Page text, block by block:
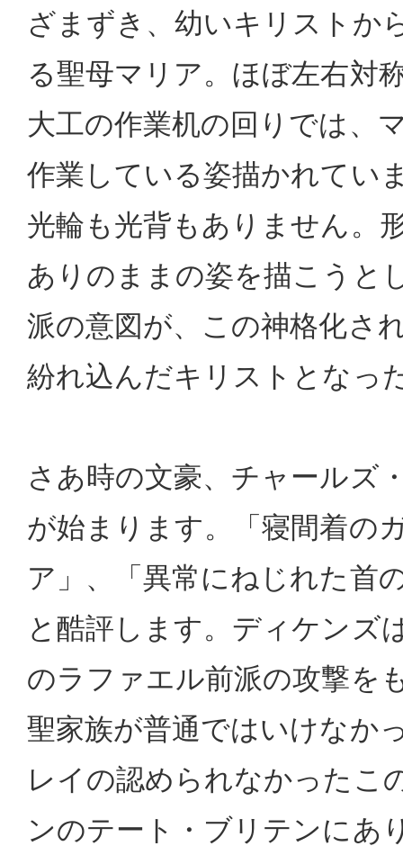
ざまずき、幼いキリストか
る聖母マリア。ほぼ左右対
大工の作業机の回りでは、
作業している姿描かれてい
光輪も光背もありません。
ありのままの姿を描こうと
派の意図が、この神格化さ
紛れ込んだキリストとなっ
さあ時の文豪、チャールズ
が始まります。「寝間着の
ア」、「異常にねじれた首
と酷評します。ディケンズ
のラファエル前派の攻撃を
聖家族が普通ではいけなか
レイの認められなかったこ
ンのテート・ブリテンにあ